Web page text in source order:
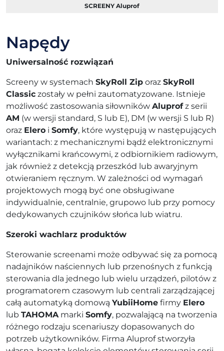
SCREENY Aluprof
Napędy
Uniwersalność rozwiązań
Screeny w systemach SkyRoll Zip oraz SkyRoll
Classic zostały w pełni zautomatyzowane. Istnieje
możliwość zastosowania siłowników Aluprofz serii
AM (w wersji standard, S lub E), DM (w wersji S lub R)
oraz Elero i Somfy, które występują w następujących
wariantach: z mechanicznymi bądź elektronicznymi
wyłącznikami krańcowymi, z odbiornikiem radiowym,
jak również z detekcją przeszkód lub awaryjnym
otwieraniem ręcznym. W zależności od wymagań
projektowych mogą być one obsługiwane
indywidualnie, centralnie, grupowo lub przy pomocy
dedykowanych czujników słońca lub wiatru.
Szeroki wachlarz produktów
Sterowanie screenami może odbywać się za pomocą
nadajników naściennych lub przenośnych z funkcją
sterowania dla jednego lub wielu urządzeń, pilotów z
programatorem czasowym lub centrali zarządzającej
całą automatyką domową YubiiHome firmy Elero
lub TAHOMAmarki Somfy, pozwalającą na tworzenia
różnego rodzaju scenariuszy dopasowanych do
potrzeb użytkowników. Firma Aluprof stworzyła